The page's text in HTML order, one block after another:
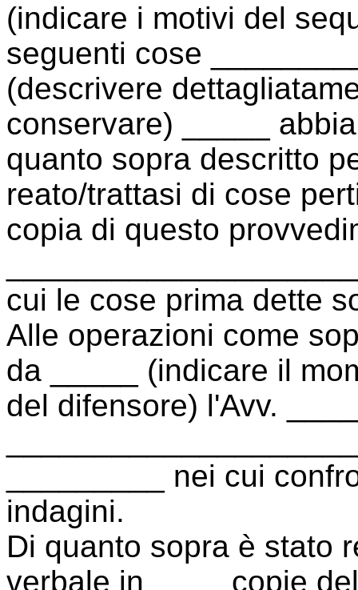
(indicare i motivi del
seguenti cose
(descrivere
conservare) _____
quanto sopra descritto
reato/trattasi di cose
copia di questo
cui le cose prima dette
Alle operazioni come
da _____ (indicare il
del difensore) l'Avv.
_________ nei cui
indagini.
Di quanto sopra è stato
verbale in ____ copie